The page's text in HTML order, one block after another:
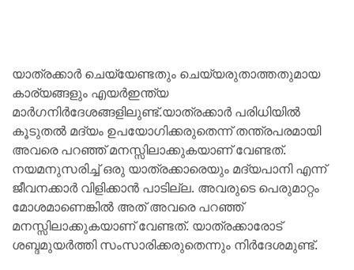
യാത്രക്കാര്‍ ചെയ്യേണ്ടതും ചെയ്യരുതാത്തതുമായ
കാര്യങ്ങളും എയർഇന്ത്യ
മാർഗനിർദേശങ്ങളിലുണ്ട്.യാത്രക്കാര്‍ പരിധിയില്‍
കൂടുതല്‍ മദ്യം ഉപയോഗിക്കരുതെന്ന് തന്ത്രപരമായി
അവരെ പറഞ്ഞ് മനസ്സിലാക്കുകയാണ് വേണ്ടത്.
നയമനുസരിച്ച് ഒരു യാത്രക്കാരെയും മദ്യപാനി എന്ന്
ജീവനക്കാര്‍ വിളിക്കാന്‍ പാടില്ല. അവരുടെ പെരുമാറ്റം
മോശമാണെങ്കില്‍ അത് അവരെ പറഞ്ഞ്
മനസ്സിലാക്കുകയാണ് വേണ്ടത്. യാത്രക്കാരോട്
ശബ്ദമുയര്‍ത്തി സംസാരിക്കരുതെന്നും നിര്‍ദേശമുണ്ട്.